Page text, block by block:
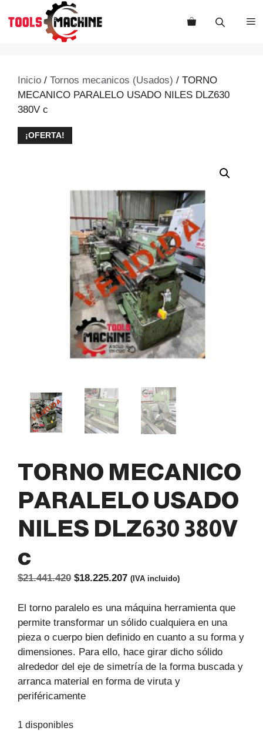
Inicio / Tornos mecanicos (Usados) / TORNO
MECANICO PARALELO USADO NILES DLZ630
380V c
¡OFERTA!
TORNO MECANICO
PARALELO USADO
NILES DLZ630 380V
c
$21.441.420 El
original
era:
$21.441.420.
$18.225.207El
actual
es:
$18.225.207.
(IVA incluido)
El torno paralelo es una máquina herramienta que
permite transformar un sólido cualquiera en una
pieza o cuerpo bien definido en cuanto a su forma y
dimensiones. Para ello, hace girar dicho sólido
alrededor del eje de simetría de la forma buscada y
arranca material en forma de viruta y
periféricamente
1 disponibles